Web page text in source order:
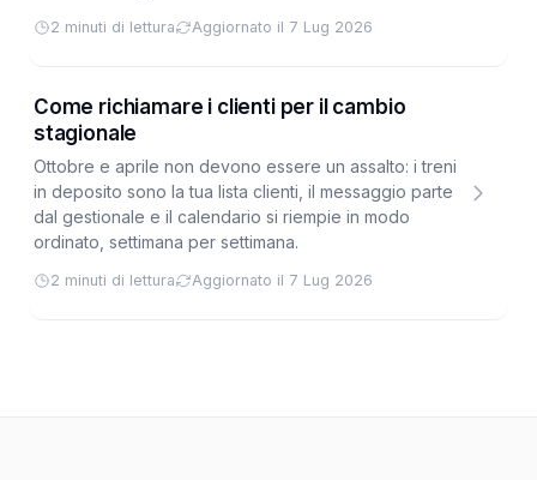
2 minuti di lettura Aggiornato il 7 Lug 2026
Come richiamare i clienti per il cambio
stagionale
Ottobre e aprile non devono essere un assalto: i treni
in deposito sono la tua lista clienti, il messaggio parte
dal gestionale e il calendario si riempie in modo
ordinato, settimana per settimana.
2 minuti di lettura Aggiornato il 7 Lug 2026